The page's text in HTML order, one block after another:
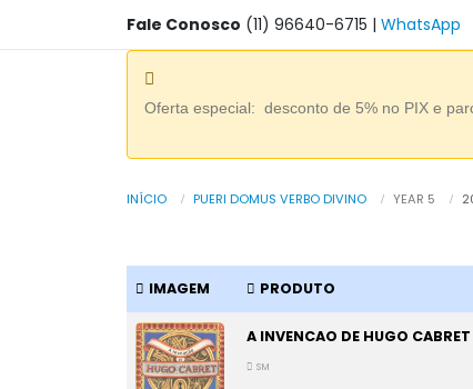
Fale Conosco (11) 96640-6715 | WhatsApp
Oferta especial: desconto de 5% no PIX e
INÍCIO PUERI DOMUS VERBO DIVINO YEAR 5
IMAGEM PRODUTO
A INVENCAO DE HUGO CABRET
SM